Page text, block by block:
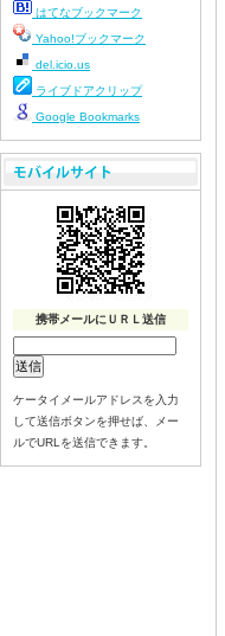
はてなブックマーク
Yahoo!ブックマーク
del.icio.us
ライブドアクリップ
Google Bookmarks
携帯メールにＵＲＬ送信
ケータイメールアドレスを入力
して送信ボタンを押せば、メー
ルでURLを送信できます。